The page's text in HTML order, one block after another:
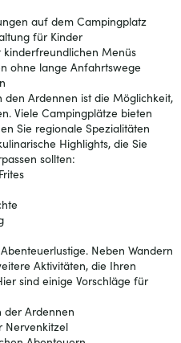
auf dem Campingplatz
für Kinder
kinderfreundlichen Menüs
ohne lange Anfahrtswege
den Ardennen ist die Möglichkeit,
Viele Campingplätze bieten
Sie regionale Spezialitäten
Highlights, die Sie
sollten:
Neben Wandern
Aktivitäten, die Ihren
sind einige Vorschläge für
der Ardennen
Nervenkitzel